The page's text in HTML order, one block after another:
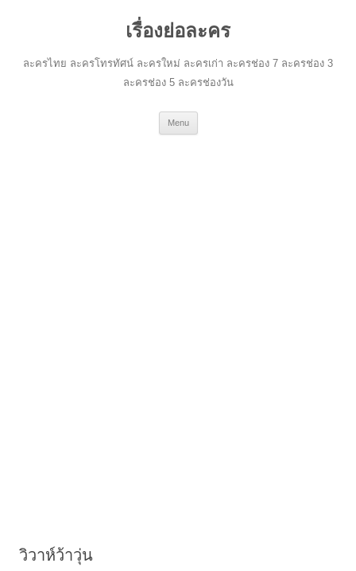
เรื่องย่อละคร
ละครไทย ละครโทรทัศน์ ละครใหม่ ละครเก่า ละครช่อง 7 ละครช่อง 3
ละครช่อง 5 ละครช่องวัน
Menu
วิวาห์ว้าวุ่น